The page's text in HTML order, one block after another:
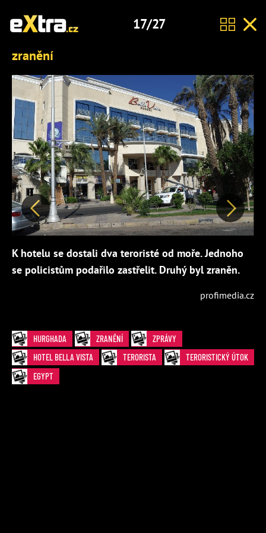
17/27
zranění
Předchozí Další
K hotelu se dostali dva teroristé od moře. Jednoho
se policistům podařilo zastřelit. Druhý byl zraněn.
profimedia.cz
HURGHADA ZRANĚNÍ
ZPRÁVY
HOTEL BELLA VISTA
TERORISTA
TERORISTICKÝ ÚTOK
EGYPT